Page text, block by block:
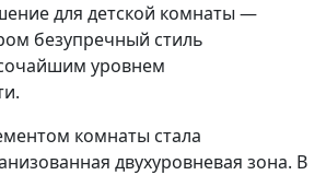
для детской комнаты —
безупречный стиль
уровнем
комнаты стала
двухуровневая зона. В